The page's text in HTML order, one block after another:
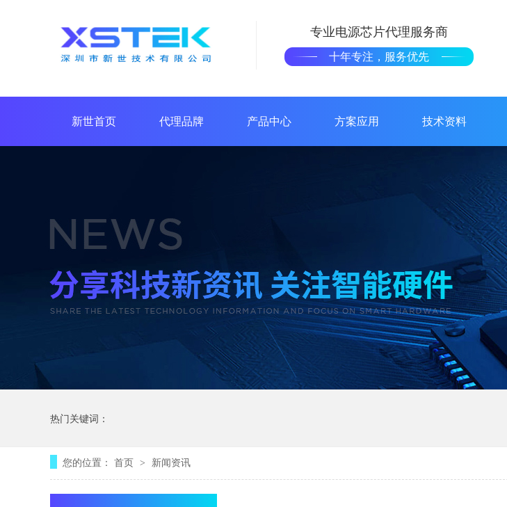
专业电源芯片代理服务商
十年专注，服务优先
新世首页 代理品牌 产品中心 方案应用 技术资料
热门关键词：
您的位置： 首页 > 新闻资讯